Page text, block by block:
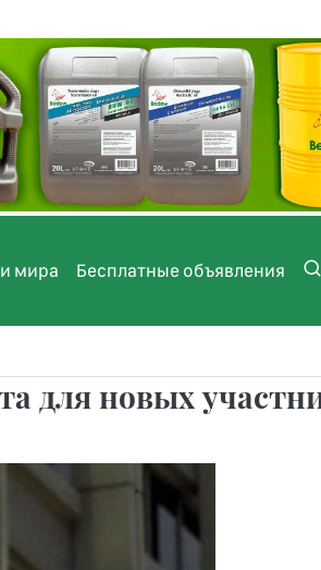
мира Бесплатные объявления
для новых